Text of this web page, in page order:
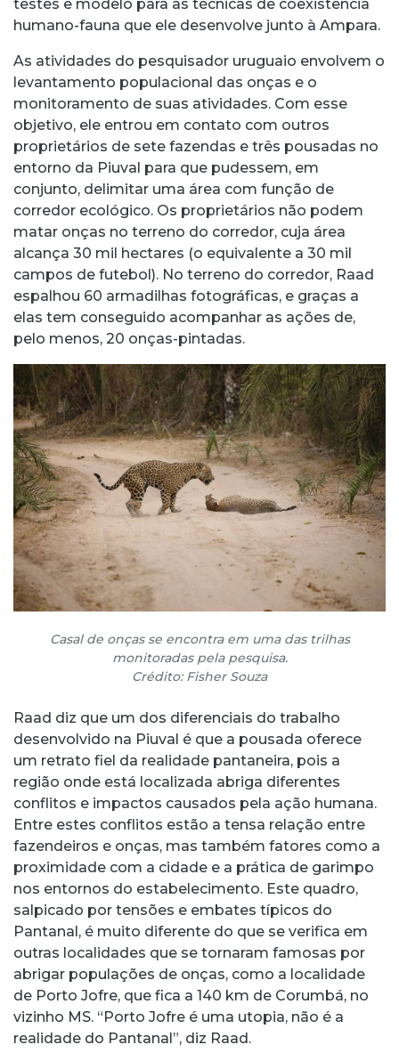
testes e modelo para as técnicas de coexistência
humano-fauna que ele desenvolve junto à Ampara.
As atividades do pesquisador uruguaio envolvem o
levantamento populacional das onças e o
monitoramento de suas atividades. Com esse
objetivo, ele entrou em contato com outros
proprietários de sete fazendas e três pousadas no
entorno da Piuval para que pudessem, em
conjunto, delimitar uma área com função de
corredor ecológico. Os proprietários não podem
matar onças no terreno do corredor, cuja área
alcança 30 mil hectares (o equivalente a 30 mil
campos de futebol). No terreno do corredor, Raad
espalhou 60 armadilhas fotográficas, e graças a
elas tem conseguido acompanhar as ações de,
pelo menos, 20 onças-pintadas.
Casal de onças se encontra em uma das trilhas
monitoradas pela pesquisa.
Crédito: Fisher Souza
Raad diz que um dos diferenciais do trabalho
desenvolvido na Piuval é que a pousada oferece
um retrato fiel da realidade pantaneira, pois a
região onde está localizada abriga diferentes
conflitos e impactos causados pela ação humana.
Entre estes conflitos estão a tensa relação entre
fazendeiros e onças, mas também fatores como a
proximidade com a cidade e a prática de garimpo
nos entornos do estabelecimento. Este quadro,
salpicado por tensões e embates típicos do
Pantanal, é muito diferente do que se verifica em
outras localidades que se tornaram famosas por
abrigar populações de onças, como a localidade
de Porto Jofre, que fica a 140 km de Corumbá, no
vizinho MS. “Porto Jofre é uma utopia, não é a
realidade do Pantanal”, diz Raad.